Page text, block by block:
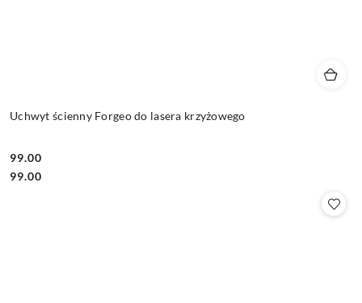
Uchwyt ścienny Forgeo do lasera krzyżowego
Cena:
99.00
Cena:
99.00